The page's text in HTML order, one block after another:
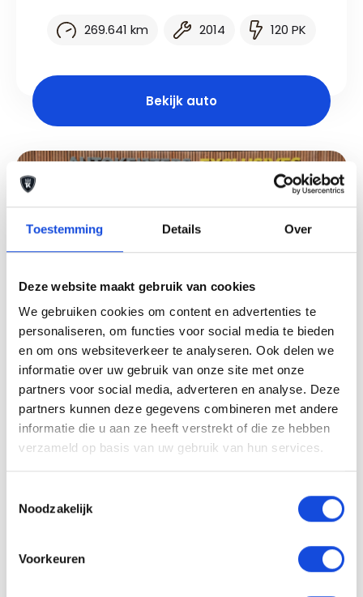
Toestemming Details Over
Deze website maakt gebruik van cookies
We gebruiken cookies om content en advertenties te
personaliseren, om functies voor social media te bieden
en om ons websiteverkeer te analyseren. Ook delen we
informatie over uw gebruik van onze site met onze
partners voor social media, adverteren en analyse. Deze
partners kunnen deze gegevens combineren met andere
informatie die u aan ze heeft verstrekt of die ze hebben
verzameld op basis van uw gebruik van hun services.
Noodzakelijk
Voorkeuren
269.641 km 2014 120 PK
Bekijk auto
Mazda
Mazda CX-30 2.0 e-SkyActiv-X M
Hybrid Comfort
€ 17.900,-